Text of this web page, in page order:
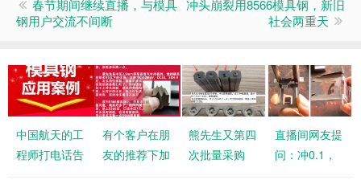
春节期间继续直播，与模具
钢用户交流不间断
冲头崩裂用8566模具钢，新旧
社会两重天
中国航天的工
程师打电话告
有个客户在朋
友的推荐下加
熊先生又第四
次批量采购
直播间网友提
问：冲0.1，